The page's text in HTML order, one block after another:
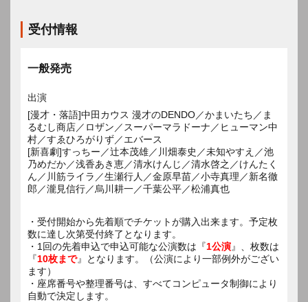
受付情報
一般発売
出演
[漫才・落語]中田カウス 漫才のDENDO／かまいたち／ま
るむし商店／ロザン／スーパーマラドーナ／ヒューマン中
村／すゑひろがりず／エバース
[新喜劇]すっちー／辻本茂雄／川畑泰史／未知やすえ／池
乃めだか／浅香あき恵／清水けんじ／清水啓之／けんたく
ん／川筋ライラ／生瀬行人／金原早苗／小寺真理／新名徹
郎／瀧見信行／烏川耕一／千葉公平／松浦真也
・受付開始から先着順でチケットが購入出来ます。予定枚
数に達し次第受付終了となります。
・1回の先着申込で申込可能な公演数は『1公演』、枚数は
『10枚まで』となります。（公演により一部例外がござい
ます）
・座席番号や整理番号は、すべてコンピュータ制御により
自動で決定します。